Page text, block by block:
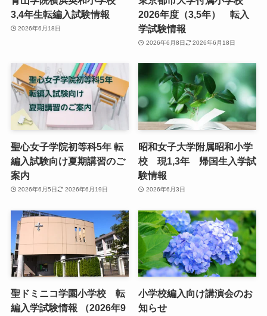
3,4年生転編入試験情報
2026年6月18日
2026年度（3,5年） 転入
学試験情報
2026年6月8日 2026年6月18日
聖心女子学院初等科5年 転
編入試験向け夏期講習のご
案内
2026年6月5日 2026年6月19日
昭和女子大学附属昭和小学
校 現1,3年 帰国生入学試
験情報
2026年6月3日
聖ドミニコ学園小学校 転
編入学試験情報 （2026年9
小学校編入向け講演会のお
知らせ